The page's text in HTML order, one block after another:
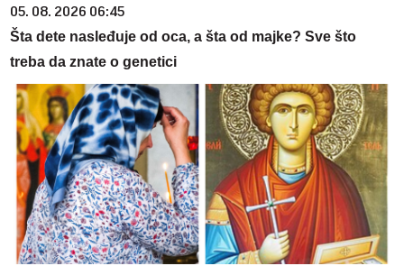
05. 08. 2026 06:45
Šta dete nasleđuje od oca, a šta od majke? Sve što
treba da znate o genetici